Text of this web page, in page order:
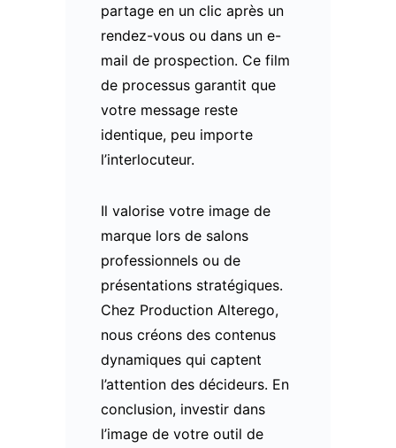
partage en un clic après un
rendez-vous ou dans un e-
mail de prospection. Ce film
de processus garantit que
votre message reste
identique, peu importe
l’interlocuteur.
Il valorise votre image de
marque lors de salons
professionnels ou de
présentations stratégiques.
Chez Production Alterego,
nous créons des contenus
dynamiques qui captent
l’attention des décideurs. En
conclusion, investir dans
l’image de votre outil de